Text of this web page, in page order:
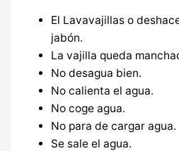
El Lavavajillas o
jabón.
La vajilla queda
No desagua bien.
No calienta el agua.
No coge agua.
No para de cargar agua.
Se sale el agua.